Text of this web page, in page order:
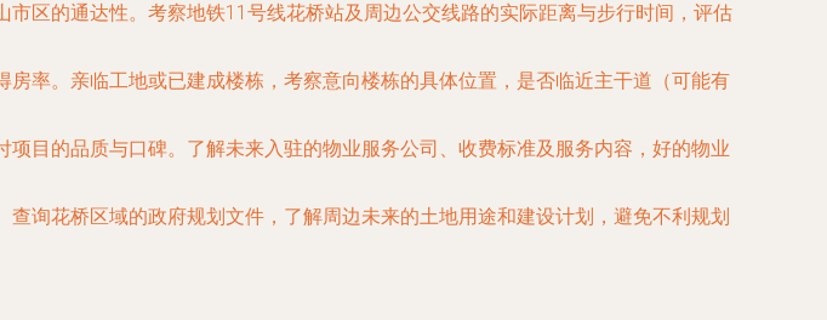
区的通达性。考察地铁11号线花桥站及周边公交线路的实际距离与步行时间，评估
房率。亲临工地或已建成楼栋，考察意向楼栋的具体位置，是否临近主干道（可能有
项目的品质与口碑。了解未来入驻的物业服务公司、收费标准及服务内容，好的物业
询花桥区域的政府规划文件，了解周边未来的土地用途和建设计划，避免不利规划